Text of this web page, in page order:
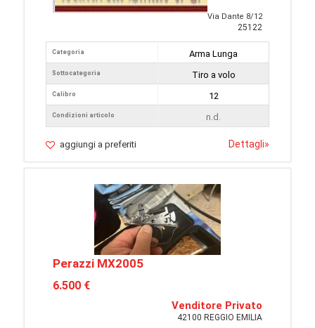
Via Dante 8/12
25122
Categoria
Sottocategoria
Calibro
Condizioni articolo
Arma Lunga
Tiro a volo
12
n.d.
aggiungi a preferiti Dettagli»
Perazzi MX2005
6.500 €
Venditore Privato
42100 REGGIO EMILIA